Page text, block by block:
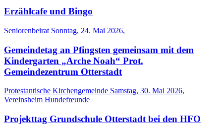
Erzählcafe und Bingo
Seniorenbeirat Sonntag, 24. Mai 2026,
Gemeindetag an Pfingsten gemeinsam mit dem
Kindergarten „Arche Noah“ Prot.
Gemeindezentrum Otterstadt
Protestantische Kirchengemeinde Samstag, 30. Mai 2026,
Vereinsheim Hundefreunde
Projekttag Grundschule Otterstadt bei den HFO